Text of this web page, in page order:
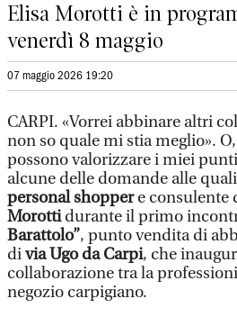
Elisa Morotti è in
venerdì 8 maggio
07 maggio 2026 19:20
CARPI. «Vorrei abbinare altri
non so quale mi stia meglio».
possono valorizzare i miei
alcune delle domande alle
personal shoppere consulente
Morottidurante il primo
Barattolo”, punto vendita di
divia Ugo da Carpi, che
collaborazione tra la
negozio carpigiano.